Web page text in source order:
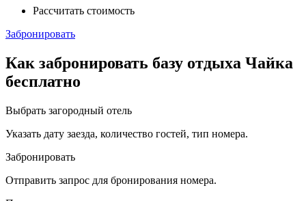
Рассчитать стоимость
Забронировать
Как забронировать базу отдыха Чайка
бесплатно
Выбрать загородный отель
Указать дату заезда, количество гостей, тип номера.
Забронировать
Отправить запрос для бронирования номера.